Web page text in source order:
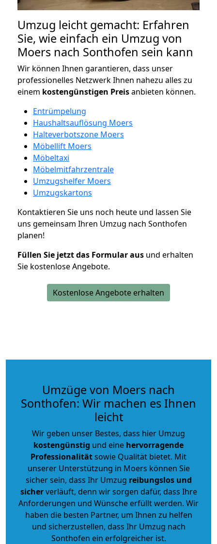
Umzug leicht gemacht: Erfahren
Sie, wie einfach ein Umzug von
Moers nach Sonthofen sein kann
Wir können Ihnen garantieren, dass unser
professionelles Netzwerk Ihnen nahezu alles zu
einem kostengünstigen Preisanbieten können.
Entrümpelung
Haushaltsauflösung Moers
Halteverbotszone Moers
Möbellift Moers
Möbeltaxi
Möbelmitfahrzentrale
Umzugshelfer Moers
Umzugskartons
Kontaktieren Sie uns noch heute und lassen Sie
uns gemeinsam Ihren Umzug nach Sonthofen
planen!
Füllen Sie jetzt das Formular aus und erhalten
Sie kostenlose Angebote.
Kostenlose Angebote erhalten
Umzüge von Moers nach
Sonthofen: Wir machen es Ihnen
leicht
Wir geben unser Bestes, dass hier Umzug
kostengünstig und eine hervorragende
Professionalitätsowie Qualität bietet. Mit
unserer Unterstützung in Moers können Sie
sicher sein, dass Ihr Umzug reibungslos und
sicherverläuft, denn wir sorgen dafür, dass Ihre
Anforderungen und Wünsche erfüllt werden. Wir
haben die besten Partner, um Ihnen zu helfen
und sicherzustellen, dass Ihr Umzug nach
Sonthofen ein erfolgreicher ist.